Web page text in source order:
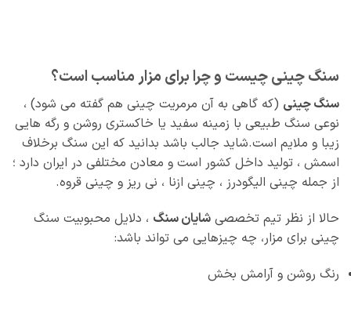
سنگ چینی چیست و چرا برای مزار مناسب است؟
سنگ چینی(که گاهی به آن مرمریت چینی هم گفته می‌ شود) ،
نوعی سنگ طبیعی با زمینه سفید یا خاکستری روشن و رگه‌ هایی
زیبا و ملایم است.شاید جالب باشد بدانید که این سنگ برخلاف
اسمش ، تولید داخل کشور است و معادن مختلفی در ایران دارد ؛
از جمله چینی الیگودرز ، چینی ازنا ، نی‌ ریز و چینی قروه.
حالا از نظر تیم تخصصیشایان سنگ، دلایل محبوبیت سنگ
چینی برای مزار، چه چیزهایی می تواند باشد:
رنگ روشن و آرامش‌ بخش